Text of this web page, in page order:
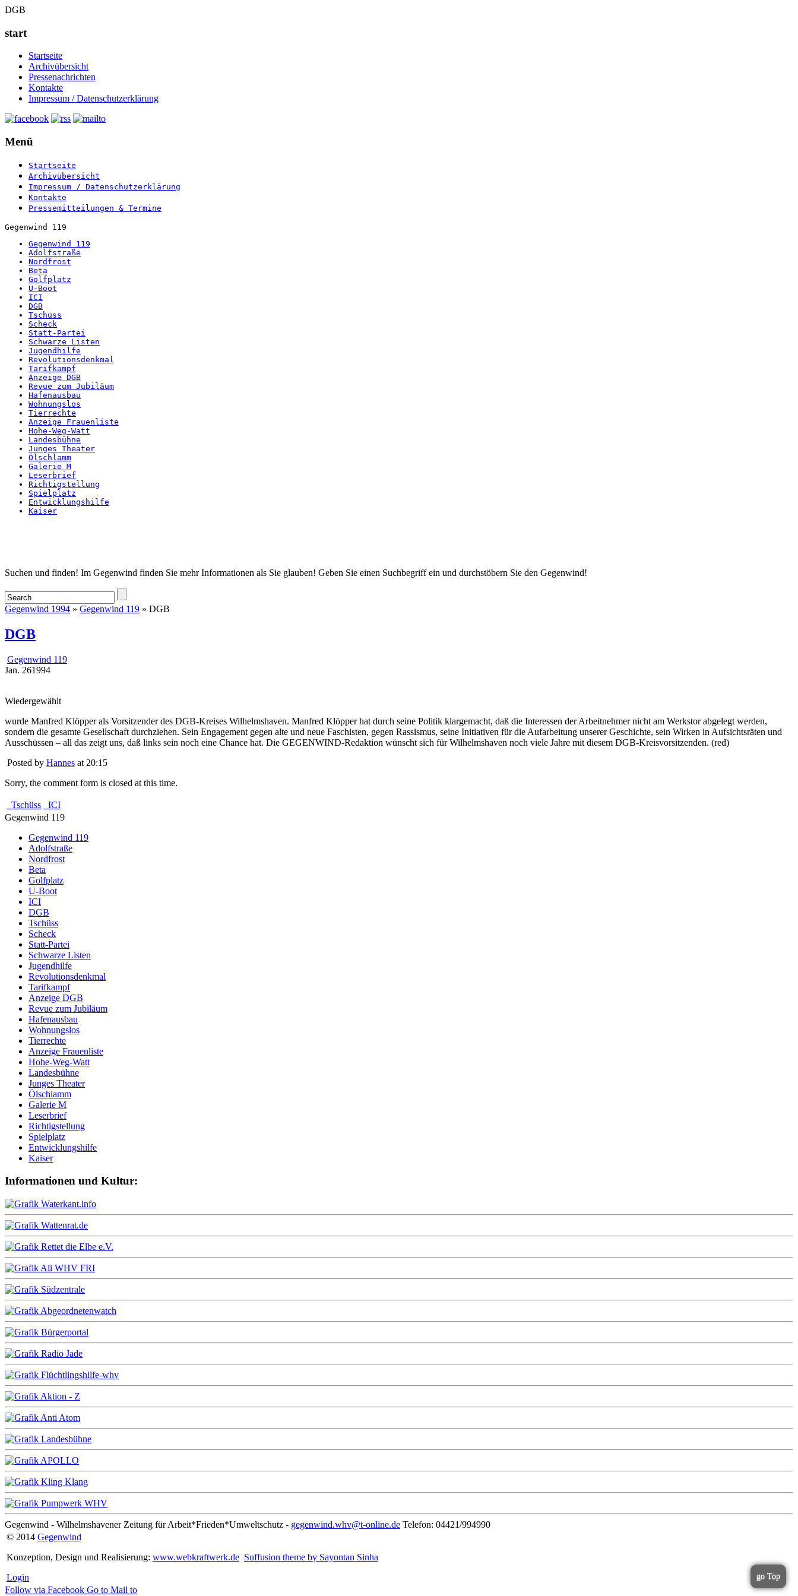
DGB
start
Startseite
Archivübersicht
Pressenachrichten
Kontakte
Impressum / Datenschutzerklärung
Menü
Startseite
Archivübersicht
Impressum / Datenschutzerklärung
Kontakte
Pressemitteilungen & Termine
Gegenwind 119
Gegenwind 119
Adolfstraße
Nordfrost
Beta
Golfplatz
U-Boot
ICI
DGB
Tschüss
Scheck
Statt-Partei
Schwarze Listen
Jugendhilfe
Revolutionsdenkmal
Tarifkampf
Anzeige DGB
Revue zum Jubiläum
Hafenausbau
Wohnungslos
Tierrechte
Anzeige Frauenliste
Hohe-Weg-Watt
Landesbühne
Junges Theater
Ölschlamm
Galerie M
Leserbrief
Richtigstellung
Spielplatz
Entwicklungshilfe
Kaiser
Startseite
Suchen und finden! Im Gegenwind finden Sie mehr Informationen als Sie glauben! Geben Sie einen Suchbegriff ein und durchstöbern Sie den Gegenwind!
Gegenwind 1994 » Gegenwind 119 » DGB
DGB
Gegenwind 119
Jan. 261994
Wiedergewählt
wurde Manfred Klöpper als Vorsitzender des DGB-Kreises Wilhelmshaven. Manfred Klöpper hat durch seine Politik klargemacht, daß die Interessen der Arbeitnehmer nicht am Werkstor abgelegt werden,
sondern die gesamte Gesellschaft durchziehen. Sein Engagement gegen alte und neue Faschisten, gegen Rassismus, seine Initiativen für die Aufarbeitung unserer Geschichte, sein Wirken in Aufsichtsräten und
Ausschüssen – all das zeigt uns, daß links sein noch eine Chance hat. Die GEGENWIND-Redaktion wünscht sich für Wilhelmshaven noch viele Jahre mit diesem DGB-Kreisvorsitzenden. (red)
Posted by Hannes at 20:15
Sorry, the comment form is closed at this time.
Tschüss
ICI
Gegenwind 119
Gegenwind 119
Adolfstraße
Nordfrost
Beta
Golfplatz
U-Boot
ICI
DGB
Tschüss
Scheck
Statt-Partei
Schwarze Listen
Jugendhilfe
Revolutionsdenkmal
Tarifkampf
Anzeige DGB
Revue zum Jubiläum
Hafenausbau
Wohnungslos
Tierrechte
Anzeige Frauenliste
Hohe-Weg-Watt
Landesbühne
Junges Theater
Ölschlamm
Galerie M
Leserbrief
Richtigstellung
Spielplatz
Entwicklungshilfe
Kaiser
Informationen und Kultur:
Gegenwind - Wilhelmshavener Zeitung für Arbeit*Frieden*Umweltschutz - gegenwind.whv@t-online.de Telefon: 04421/994990
© 2014 Gegenwind
Konzeption, Design und Realisierung: www.webkraftwerk.de
Login
Suffusion theme by Sayontan Sinha
Follow via Facebook Go to Mail to
go Top